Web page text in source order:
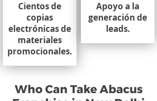
Cientos de
copias
electrónicas de
materiales
promocionales.
Apoyo a la
generación de
leads.
Who Can Take Abacus